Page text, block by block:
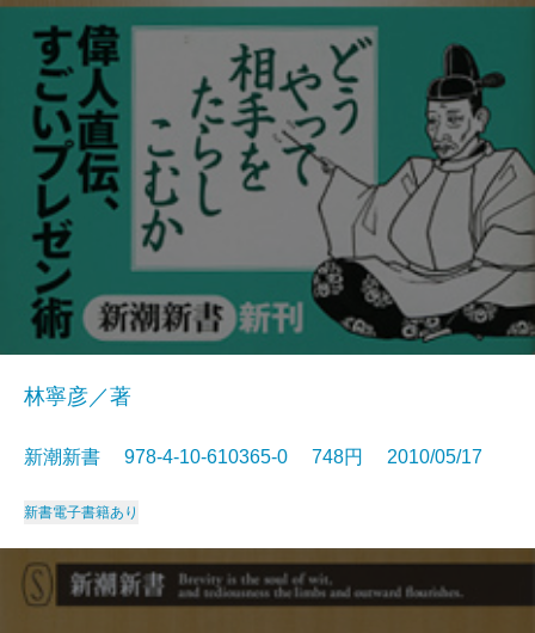
林寧彦／著
新潮新書 978-4-10-610365-0 748円 2010/05/17
新書電子書籍あり